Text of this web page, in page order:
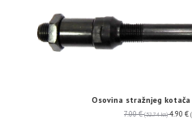
Osovina stražnjeg
7.00€ (52.74 kn) 4.90 €